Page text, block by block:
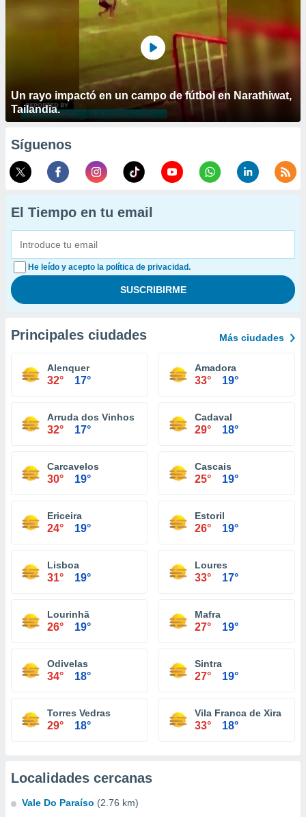
Un rayo impactó en un campo de fútbol en Narathiwat,
Tailandia.
Síguenos
El Tiempo en tu email
He leído y acepto la política de privacidad.
Principales ciudades Más ciudades
Alenquer
32° 17°
Amadora
33° 19°
Arruda dos Vinhos
32° 17°
Cadaval
29° 18°
Carcavelos
30° 19°
Cascais
25° 19°
Ericeira
24° 19°
Estoril
26° 19°
Lisboa
31° 19°
Loures
33° 17°
Lourinhã
26° 19°
Mafra
27° 19°
Odivelas
34° 18°
Sintra
27° 19°
Torres Vedras
29° 18°
Vila Franca de Xira
33° 18°
Localidades cercanas
Vale Do Paraíso (2.76 km)